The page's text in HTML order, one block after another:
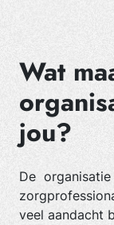
Wat
jou?
De
veel aandacht